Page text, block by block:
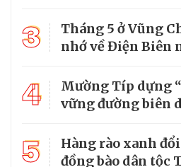
3
Tháng 5 ở Vũng
nhớ về Điện Biên
4
Mường Típ dựng
vững đường biên
5
Hàng rào xanh
đồng bào dân tộc